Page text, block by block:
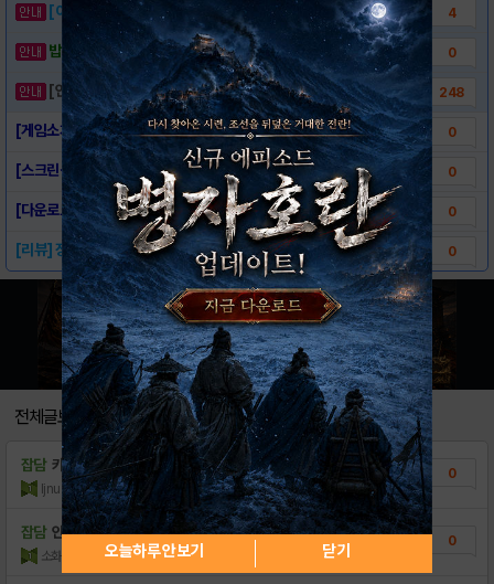
[이벤트] 웃음으로 매일매일 해피! 유머 게시.. 4
밥알이의 헝앱통신 ⑲ “밥알이, 드디어 멀티를.. 0
[안내] 헝그리앱 필수 상식! 밥알 획득 안내.. 248
[게임소개] - 고고씽 0
[스크린샷] - 고고씽 0
[다운로드링크] - 고고씽 0
[리뷰] 장난감 자동차들의 질주, 고고씽 fo.. 0
전체글보기
잡담 카톡 소액결제미납 어떠셨나요＜
ljnuz 조회수:1 | 21.08.06
0
잡담 안녕하세요
소화불량 조회수:5 | 18.02.17
0
오늘하루 안보기 닫기